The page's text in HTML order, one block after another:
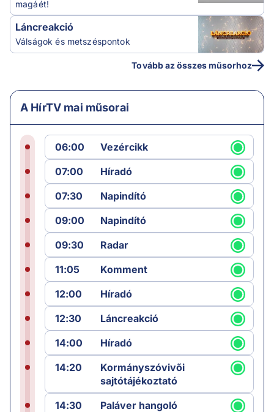
magáét!
Láncreakció
Válságok és metszéspontok
Tovább az összes műsorhoz
A HírTV mai műsorai
06:00
Vezércikk
07:00
Híradó
07:30
Napindító
09:00
Napindító
09:30
Radar
11:05
Komment
12:00
Híradó
12:30
Láncreakció
14:00
Híradó
14:20
Kormányszóvivői
sajtótájékoztató
14:30
Paláver hangoló